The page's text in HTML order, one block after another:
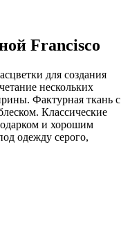
Francisco
для создания
нескольких
Фактурная ткань с
Классические
и хорошим
одежду серого,